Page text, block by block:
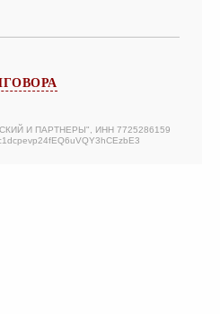
И ПАРТНЕРЫ", ИНН 7725286159